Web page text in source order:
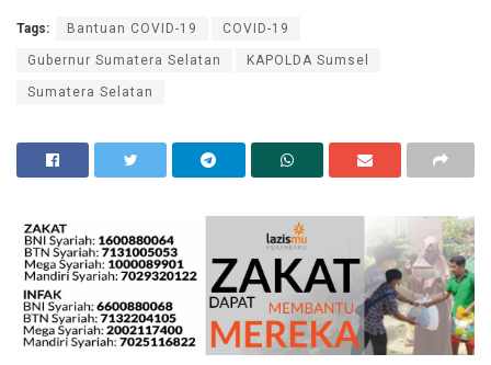
Tags: Bantuan COVID-19 COVID-19
Gubernur Sumatera Selatan KAPOLDA Sumsel
Sumatera Selatan